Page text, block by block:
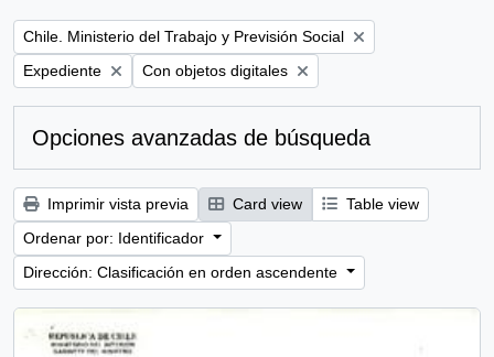
Remove filter:
Chile. Ministerio del Trabajo y Previsión Social
Remove filter:
Expediente Remove filter:
Con objetos digitales
Opciones avanzadas de búsqueda
Imprimir vista previa Card view
Table view
Ordenar por: Identificador
Dirección: Clasificación en orden ascendente